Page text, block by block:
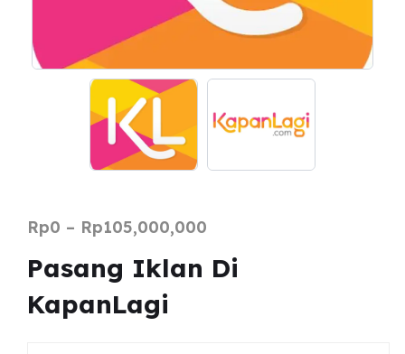
Rp0 – Rp105,000,000
Pasang Iklan Di
KapanLagi